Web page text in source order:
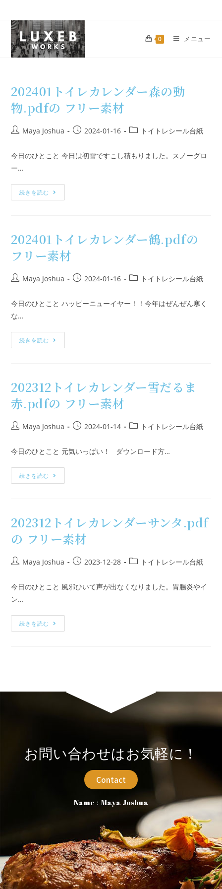
0 メニュー
202401トイレカレンダー森の動
物.pdfの フリー素材
Maya Joshua 2024-01-16 トイトレシール台紙
今日のひとこと 今日は初雪ですこし積もりました。スノーグロ
ー…
続きを読む
202401トイレカレンダー鶴.pdfの
フリー素材
Maya Joshua 2024-01-16 トイトレシール台紙
今日のひとこと ハッピーニューイヤー！！今年はぜんぜん寒く
な…
続きを読む
202312トイレカレンダー雪だるま
赤.pdfの フリー素材
Maya Joshua 2024-01-14 トイトレシール台紙
今日のひとこと 元気いっぱい！ ダウンロード方…
続きを読む
202312トイレカレンダーサンタ.pdf
の フリー素材
Maya Joshua 2023-12-28 トイトレシール台紙
今日のひとこと 風邪ひいて声が出なくなりました。胃腸炎やイ
ン…
続きを読む
お問い合わせはお気軽に！
Contact
Name：Maya Joshua